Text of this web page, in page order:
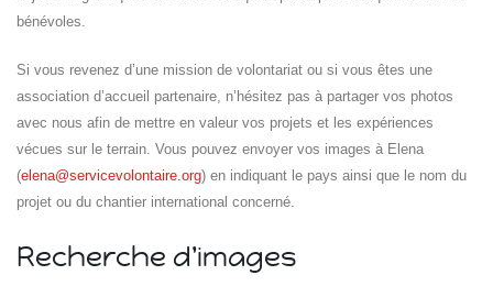
bénévoles.
Si vous revenez d’une mission de volontariat ou si vous êtes une
association d’accueil partenaire, n’hésitez pas à partager vos photos
avec nous afin de mettre en valeur vos projets et les expériences
vécues sur le terrain. Vous pouvez envoyer vos images à Elena
(elena@servicevolontaire.org) en indiquant le pays ainsi que le nom du
projet ou du chantier international concerné.
Recherche d'images
Islande
Russie
Pérou
Chine
Espagne
VietNam
Mexique